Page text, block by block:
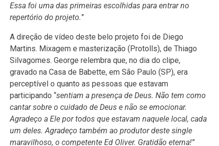
Essa foi uma das primeiras escolhidas para entrar no
repertório do projeto.”
A direção de vídeo deste belo projeto foi de Diego
Martins. Mixagem e masterização (Protolls), de Thiago
Silvagomes. George relembra que, no dia do clipe,
gravado na Casa de Babette, em São Paulo (SP), era
perceptível o quanto as pessoas que estavam
participando “sentiam a presença de Deus. Não tem como
cantar sobre o cuidado de Deus e não se emocionar.
Agradeço a Ele por todos que estavam naquele local, cada
um deles. Agradeço também ao produtor deste single
maravilhoso, o competente Ed Oliver. Gratidão eterna!”